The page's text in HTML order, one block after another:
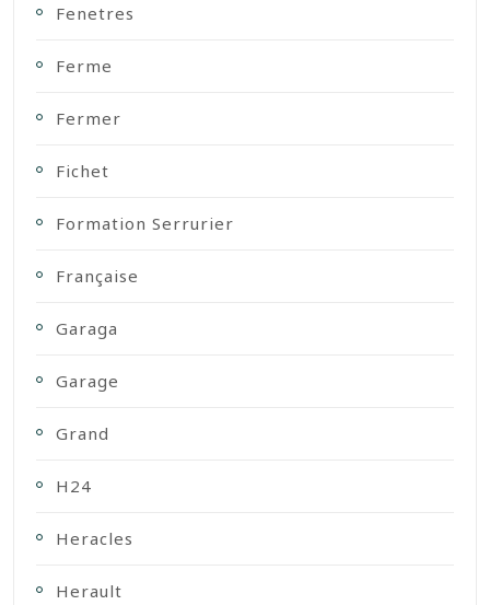
Fenetres
Ferme
Fermer
Fichet
Formation Serrurier
Française
Garaga
Garage
Grand
H24
Heracles
Herault